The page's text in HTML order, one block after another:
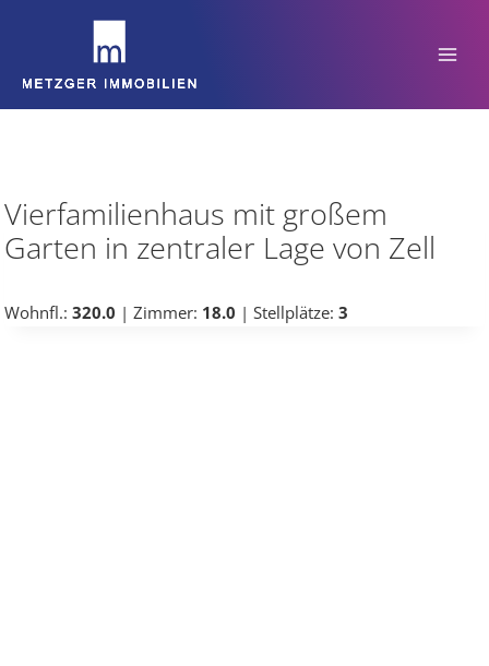
Vierfamilienhaus mit großem
Garten in zentraler Lage von Zell
Wohnfl.: 320.0 | Zimmer: 18.0 | Stellplätze: 3